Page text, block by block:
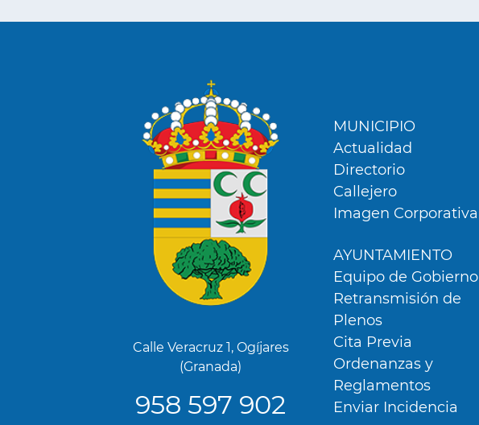
Calle Veracruz 1, Ogíjares
(Granada)
958 597 902
Footer
MUNICIPIO
Actualidad
Directorio
Callejero
Imagen Corporativa
AYUNTAMIENTO
Equipo de Gobierno
Retransmisión de
Plenos
Cita Previa
Ordenanzas y
Reglamentos
Enviar Incidencia